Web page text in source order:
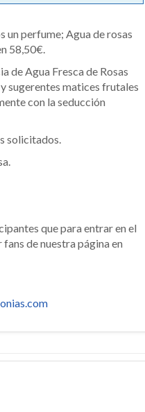
un perfume; Agua de rosas
58,50€.
de Agua Fresca de Rosas
sugerentes matices frutales
con la seducción
solicitados.
que para entrar en el
de nuestra página en